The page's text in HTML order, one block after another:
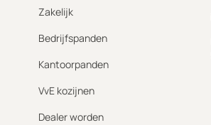
Zakelijk
Bedrijfspanden
Kantoorpanden
VvE kozijnen
Dealer worden